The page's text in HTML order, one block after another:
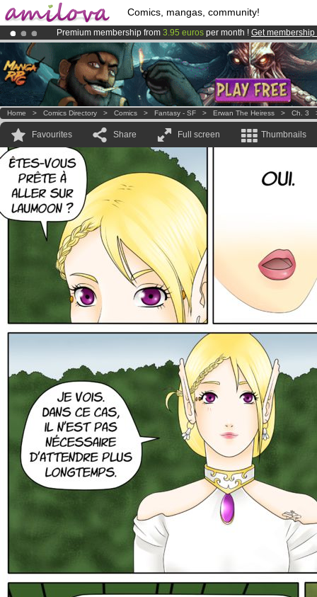
Comics, mangas, community!
Premium membership from 3.95 euros per month ! Get membership
AmilovaKickstarter is now LIVE!.
Already 100000membersand 1000 comics & mangas!.
Home > Comics Directory > Comics > Fantasy - SF > Erwan The Heiress > Ch. 3
Favourites Share Full screen Thumbnails